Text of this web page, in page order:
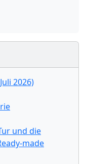
2026)
und die
made